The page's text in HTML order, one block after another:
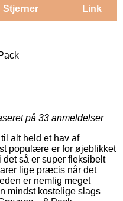
Stjerner Link
på 33 anmeldelser
alt held et hav af
populære er for øjeblikket
så er super fleksibelt
lige præcis når det
er nemlig meget
mindst kostelige slags